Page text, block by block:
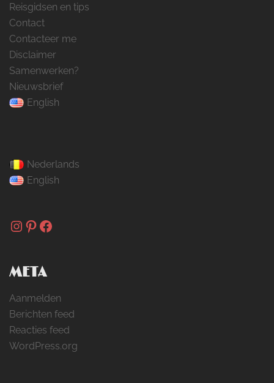
Reisgidsen en tips
Contact
Contacteer me
Disclaimer
Samenwerken?
Nieuwsbrief
English
Nederlands
English
Instagram
Pinterest
Facebook
META
Aanmelden
Berichten feed
Reacties feed
WordPress.org